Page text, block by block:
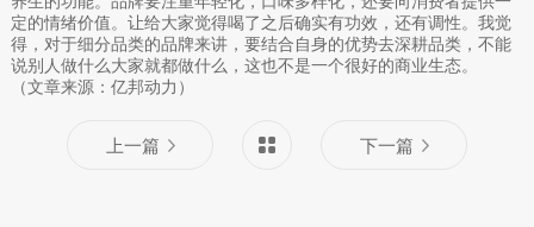
定的情绪价值。让给大家觉得喝了之后确实有功效，还有调性。我觉
得，对于细分品类的品牌来讲，要结合自身的优势去深耕品类，不能
说别人做什么大家就都做什么，这也不是一个很好的商业生态。
（文章来源：亿邦动力）
上一篇 下一篇